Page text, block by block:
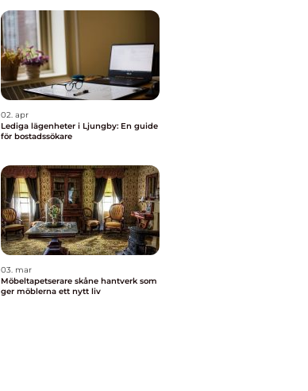
02. apr
Lediga lägenheter i Ljungby: En guide
för bostadssökare
03. mar
Möbeltapetserare skåne hantverk som
ger möblerna ett nytt liv